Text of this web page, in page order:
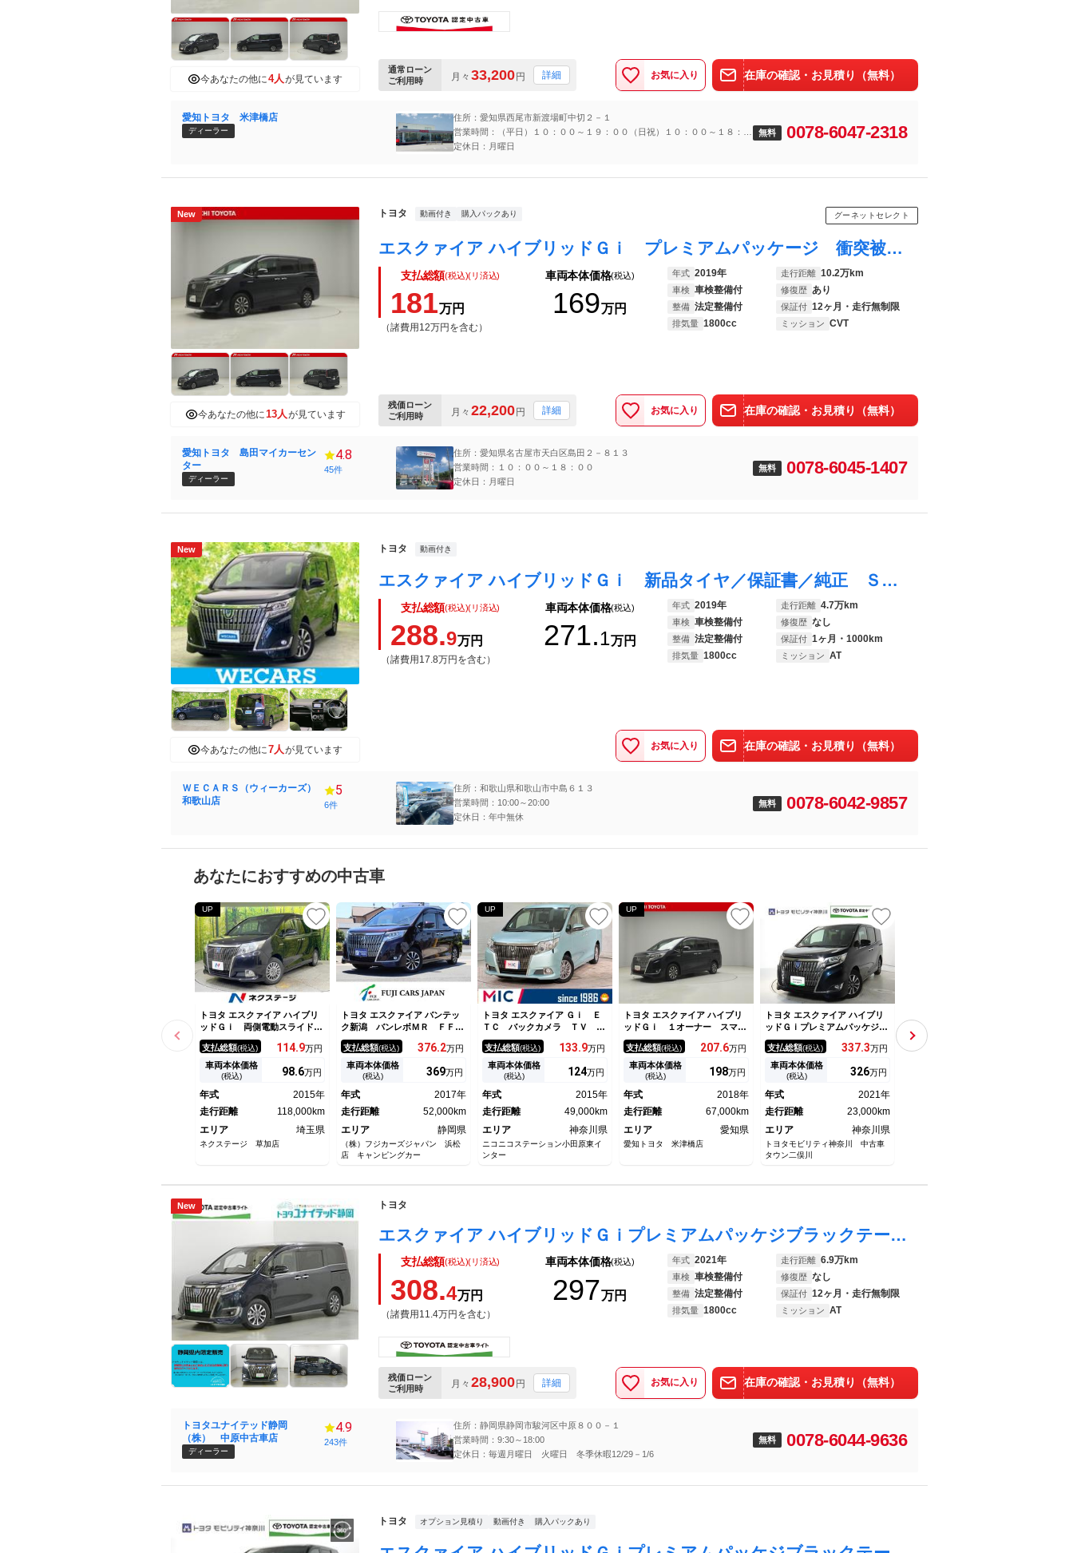
今あなたの他に4人が見ています
通常ローン
ご利用時
月々 33,200円 詳細 お気に入り 在庫の確認・お見積り（無料）
愛知トヨタ 米津橋店
ディーラー
住所：愛知県西尾市新渡場町中切２－１
営業時間：（平日）１０：００～１９：００（日祝）１０：００～１８：０
０
定休日：月曜日
無料 0078-6047-2318
New
今あなたの他に13人が見ています
トヨタ 動画付き 購入パックあり グーネットセレクト
エスクァイア ハイブリッドＧｉ プレミアムパッケージ 衝突被害軽減ブレーキ ＬＥＤヘッドライト オートクルーズコントロール 横滑り防止機能 両自動ドア １オナ ＥＴＣ車載器 盗難防止 スマートキー ＡＢＳ アルミホイール キーレス ３列 オートエアコン
支払総額(税込)(リ済込)
181万円
（諸費用12万円を含む）
車両本体価格(税込)
169万円
年式 2019年 走行距離 10.2万km
車検 車検整備付 修復歴 あり
整備 法定整備付 保証付 12ヶ月・走行無制限
排気量 1800cc ミッション CVT
残価ローン
ご利用時
月々 22,200円 詳細 お気に入り 在庫の確認・お見積り（無料）
愛知トヨタ 島田マイカーセン
ター
ディーラー
4.8
45件
住所：愛知県名古屋市天白区島田２－８１３
営業時間：１０：００～１８：００
定休日：月曜日
無料 0078-6045-1407
New
今あなたの他に7人が見ています
トヨタ 動画付き
エスクァイア ハイブリッドＧｉ 新品タイヤ／保証書／純正 ＳＤナビ／フリップダウンモニター 社外 ９インチ／トヨタセーフティセンス／両側電動スライドドア／シートヒーター 前席／車線逸脱防止支援システム／シート 合皮
支払総額(税込)(リ済込)
288.9万円
（諸費用17.8万円を含む）
車両本体価格(税込)
271.1万円
年式 2019年 走行距離 4.7万km
車検 車検整備付 修復歴 なし
整備 法定整備付 保証付 1ヶ月・1000km
排気量 1800cc ミッション AT
お気に入り 在庫の確認・お見積り（無料）
ＷＥＣＡＲＳ（ウィーカーズ）
和歌山店
5
6件
住所：和歌山県和歌山市中島６１３
営業時間：10:00～20:00
定休日：年中無休
無料 0078-6042-9857
あなたにおすすめの中古車
UP
トヨタ エスクァイア ハイブリ
ッドＧｉ 両側電動スライドド
ア 純正９型ナビ 後席モニタ
ー バックカメラ 禁煙車 合
皮レザーシート シートヒータ
ー ドラレコ ＥＴＣ ＬＥＤ
ル 純正１５インチＡＷ リア
オートエアコン
支払総額(税込) 114.9万円
車両本体価格
(税込) 98.6万円
年式
2015年
走行距離
118,000km
エリア
埼玉県
ネクステージ 草加店
トヨタ エスクァイア バンテッ
ク新潟 バンレボＭＲ ＦＦヒ
ーター インバーター２０００
Ｗ フリップダウンモニター
電子レンジ キャンピングカー
支払総額(税込) 376.2万円
車両本体価格
(税込) 369万円
年式
2017年
走行距離
52,000km
エリア
静岡県
（株）フジカーズジャパン 浜松
店 キャンピングカー
UP
トヨタ エスクァイア Ｇｉ Ｅ
ＴＣ バックカメラ ＴＶ ク
リアランスソナー オートクル
ーズコントロール 両側電動ス
ライドドア オートマチックハ
イビーム オートライト ＬＥ
ー アイドリングストップ
支払総額(税込) 133.9万円
車両本体価格
(税込) 124万円
年式
2015年
走行距離
49,000km
エリア
神奈川県
ニコニコステーション小田原東イ
ンター
UP
トヨタ エスクァイア ハイブリ
ッドＧｉ １オーナー スマキ
－ フルオートエアコン 地上
デジタル リアカメラ パワス
テ エアバッグ ミュージック
プレイヤー接続可 ナビＴＶ
ＷＡＣ ＬＥＤヘッドライト
ＰＷ ＥＴＣ
支払総額(税込) 207.6万円
車両本体価格
(税込) 198万円
年式
2018年
走行距離
67,000km
エリア
愛知県
愛知トヨタ 米津橋店
トヨタ エスクァイア ハイブリ
ッドＧｉプレミアムパッケジブ
ラックテーラード トヨタ認定
中古車ライト・純正９インチナ
ビ・ＣＤ／ＤＶＤ再生・地デジ
（フルセグ）・バックカメラ・
ライドドア・スマートキー・Ｅ
ＴＣ２．０・ＬＥＤヘッドライ
支払総額(税込) 337.3万円
車両本体価格
(税込) 326万円
年式
2021年
走行距離
23,000km
エリア
神奈川県
トヨタモビリティ神奈川 中古車
タウン二俣川
モリナビ フルセグテレビ フ
リップダウンモニター バック
カメラ デジタルインナーミラ
支払総額
New トヨタ
エスクァイア ハイブリッドＧｉプレミアムパッケジブラックテーラード ハイブリッド ワンオーナー 安全装備 衝突被害軽減システム 横滑り防止機能 ＡＢＳ エアバッグ オートクルーズコントロール 盗難防止装置 バックカメラ 後席モニター ＥＴＣ ドラレコ ＣＤ キーレス
支払総額(税込)(リ済込)
308.4万円
（諸費用11.4万円を含む）
車両本体価格(税込)
297万円
年式 2021年 走行距離 6.9万km
車検 車検整備付 修復歴 なし
整備 法定整備付 保証付 12ヶ月・走行無制限
排気量 1800cc ミッション AT
残価ローン
ご利用時
月々 28,900 円 詳細 お気に入り 在庫の確認・お見積り（無料）
トヨタユナイテッド静岡
（株） 中原中古車店
ディーラー
4.9
243件
住所：静岡県静岡市駿河区中原８００－１
営業時間：9:30～18:00
定休日：毎週月曜日 火曜日 冬季休暇12/29－1/6
無料 0078-6044-9636
トヨタ オプション見積り 動画付き 購入パックあり